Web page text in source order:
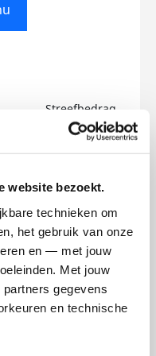
website bezoekt.
technieken om
het gebruik van onze
en — met jouw
Met jouw
gegevens
en technische
Streefbedrag
€500